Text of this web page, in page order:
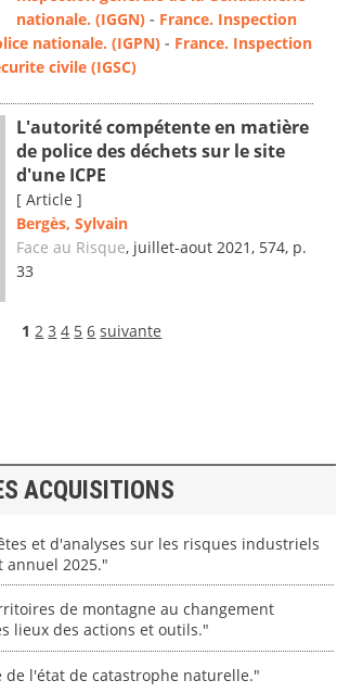
nationale. (IGGN) - France. Inspection
nationale. (IGPN) - France. Inspection
civile (IGSC)
L'autorité compétente en matière
de police des déchets sur le site
d'une ICPE
[ Article ]
Bergès, Sylvain
Face au Risque, juillet-aout 2021, 574, p.
33
1 2 3 4 5 6 suivante
ACQUISITIONS
et d'analyses sur les risques industriels
annuel 2025."
de montagne au changement
lieux des actions et outils."
de l'état de catastrophe naturelle."